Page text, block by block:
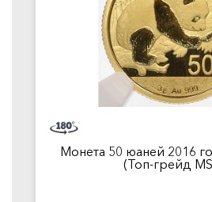
Монета 50 юаней 2016
(Топ-грейд